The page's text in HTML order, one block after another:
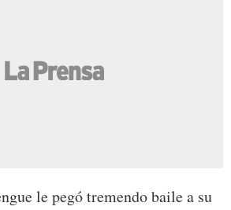
le pegó tremendo baile a su